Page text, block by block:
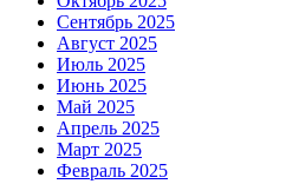
Сентябрь 2025
Август 2025
Июль 2025
Июнь 2025
Май 2025
Апрель 2025
Март 2025
Февраль 2025